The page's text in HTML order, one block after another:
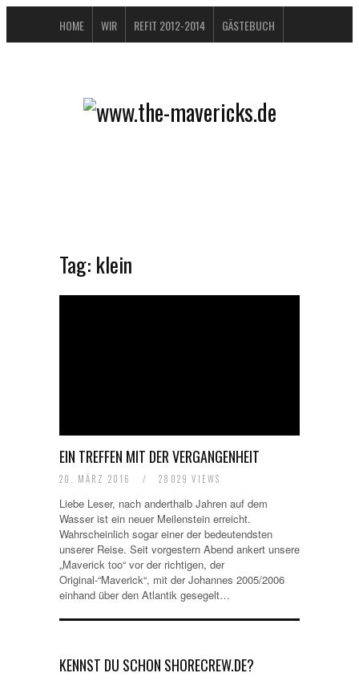
HOME WIR REFIT 2012-2014 GÄSTEBUCH
DATENSCHUTZERKLÄRUNG
Tag: klein
EIN TREFFEN MIT DER VERGANGENHEIT
20. MÄRZ 2016 / 28029 VIEWS
Liebe Leser, nach anderthalb Jahren auf dem
Wasser ist ein neuer Meilenstein erreicht.
Wahrscheinlich sogar einer der bedeutendsten
unserer Reise. Seit vorgestern Abend ankert unsere
„Maverick too“ vor der richtigen, der
Original-“Maverick“, mit der Johannes 2005/2006
einhand über den Atlantik gesegelt…
KENNST DU SCHON SHORECREW.DE?